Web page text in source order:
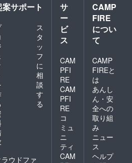
案サポート
ス
タ
ッ
フ
に
相
談
す
る
ラウドファ
サ
ー
ビ
ス
CAM
PFI
RE
CAM
PFI
RE
コ
ミュ
ニ
ティ
CAM
CAMP
FIRE
につい
て
CAMP
FIREと
は
あんし
ん・安
全への
取り組
み
ニュー
ス
ヘルプ